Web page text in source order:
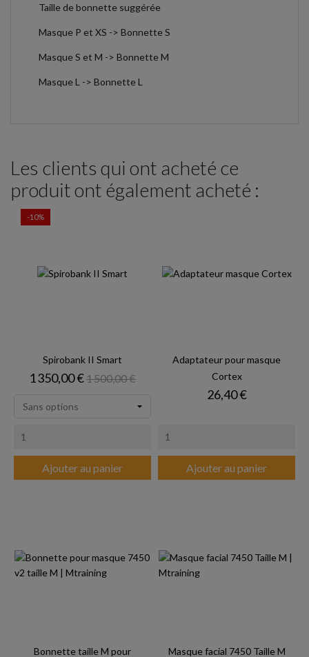
Taille de bonnette suggérée
Masque P et XS -> Bonnette S
Masque S et M -> Bonnette M
Masque L -> Bonnette L
Les clients qui ont acheté ce
produit ont également acheté :
Spirobank II Smart
Prix
1 350,00 €Prix de base
1 500,00 €
Ajouter au panier
-10%
Adaptateur pour masque
Cortex
Prix
26,40 €
Ajouter au panier
Bonnette taille M pour Masque facial 7450 Taille M